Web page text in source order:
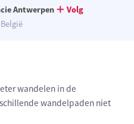
Antwerpen
Volg
wandelen in de
wandelpaden niet